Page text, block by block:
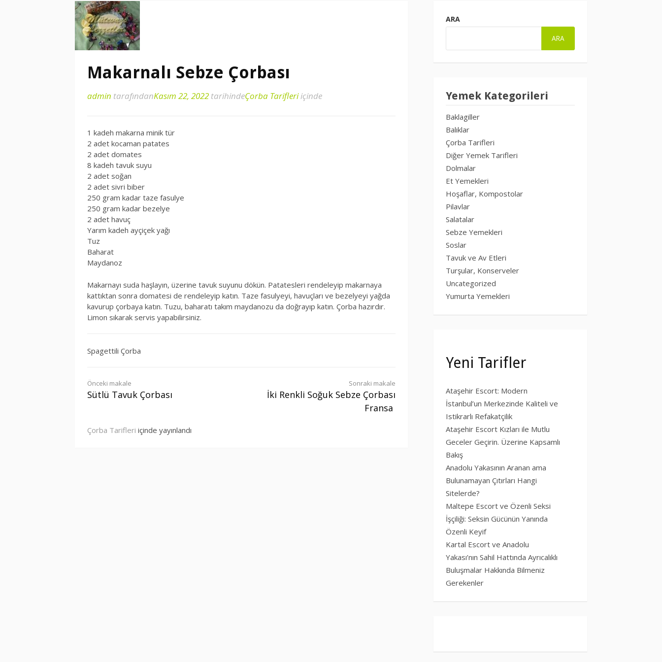
Makarnalı Sebze Çorbası
admin tarafındanKasım 22, 2022 tarihindeÇorba Tarifleriiçinde
1 kadeh makarna minik tür
2 adet kocaman patates
2 adet domates
8 kadeh tavuk suyu
2 adet soğan
2 adet sivri biber
250 gram kadar taze fasulye
250 gram kadar bezelye
2 adet havuç
Yarım kadeh ayçiçek yağı
Tuz
Baharat
Maydanoz
Makarnayı suda haşlayın, üzerine tavuk suyunu dökün. Patatesleri rendeleyip makarnaya
kattıktan sonra domatesi de rendeleyip katın. Taze fasulyeyi, havuçları ve bezelyeyi yağda
kavurup çorbaya katın. Tuzu, baharatı takım maydanozu da doğrayıp katın. Çorba hazırdır.
Limon sıkarak servis yapabilirsiniz.
Spagettili Çorba
Okumaya
Önceki makale
Sütlü Tavuk Çorbası
Sonraki makale
İki Renkli Soğuk Sebze Çorbası
Fransa
Çorba Tarifleri içinde yayınlandı
ARA
ARA
Yemek Kategorileri
Baklagiller
Balıklar
Çorba Tarifleri
Diğer Yemek Tarifleri
Dolmalar
Et Yemekleri
Hoşaflar, Kompostolar
Pilavlar
Salatalar
Sebze Yemekleri
Soslar
Tavuk ve Av Etleri
Turşular, Konserveler
Uncategorized
Yumurta Yemekleri
Yeni Tarifler
Ataşehir Escort: Modern
İstanbul’un Merkezinde Kaliteli ve
Istikrarlı Refakatçilik
Ataşehir Escort Kızları ile Mutlu
Geceler Geçirin. Üzerine Kapsamlı
Bakış
Anadolu Yakasının Aranan ama
Bulunamayan Çıtırları Hangi
Sitelerde?
Maltepe Escort ve Özenli Seksi
İşçiliği: Seksin Gücünün Yanında
Özenli Keyif
Kartal Escort ve Anadolu
Yakası’nın Sahil Hattında Ayrıcalıklı
Buluşmalar Hakkında Bilmeniz
Gerekenler